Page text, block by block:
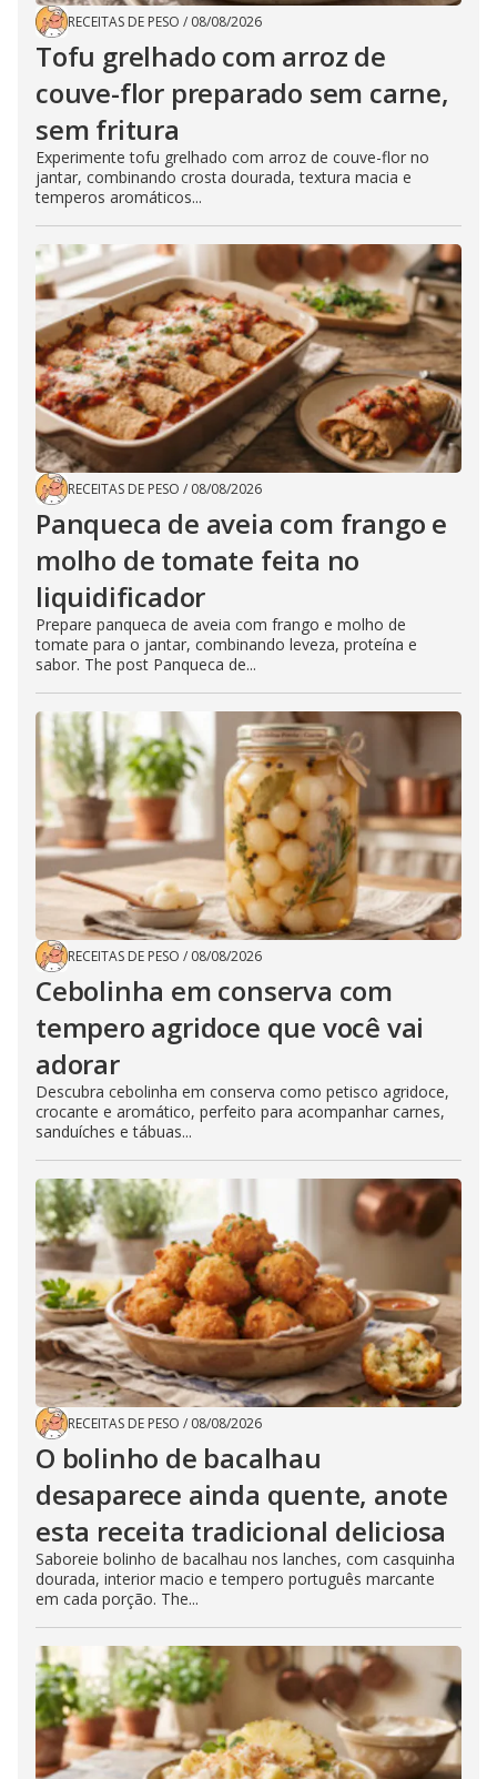
RECEITAS DE PESO / 08/08/2026
Tofu grelhado com arroz de
couve-flor preparado sem carne,
sem fritura
Experimente tofu grelhado com arroz de couve-flor no
jantar, combinando crosta dourada, textura macia e
temperos aromáticos...
RECEITAS DE PESO / 08/08/2026
Panqueca de aveia com frango e
molho de tomate feita no
liquidificador
Prepare panqueca de aveia com frango e molho de
tomate para o jantar, combinando leveza, proteína e
sabor. The post Panqueca de...
RECEITAS DE PESO / 08/08/2026
Cebolinha em conserva com
tempero agridoce que você vai
adorar
Descubra cebolinha em conserva como petisco agridoce,
crocante e aromático, perfeito para acompanhar carnes,
sanduíches e tábuas...
RECEITAS DE PESO / 08/08/2026
O bolinho de bacalhau
desaparece ainda quente, anote
esta receita tradicional deliciosa
Saboreie bolinho de bacalhau nos lanches, com casquinha
dourada, interior macio e tempero português marcante
em cada porção. The...